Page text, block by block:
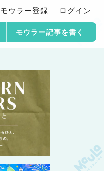
モウラー登録 ログイン
モウラー記事を書く